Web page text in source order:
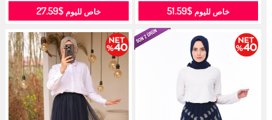
خاص لليوم$51.59 خاص لليوم$27.59